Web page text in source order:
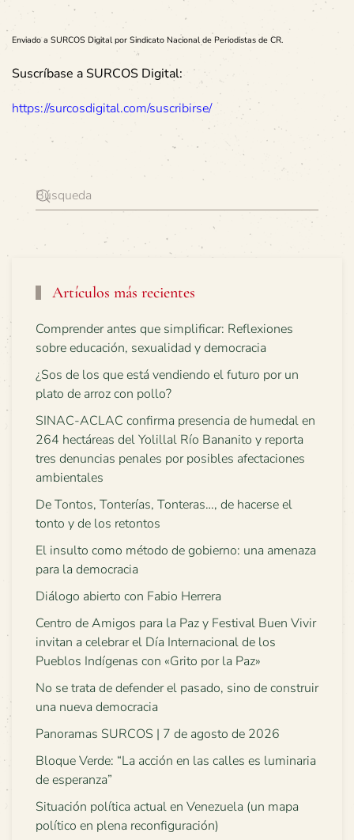
Enviado a SURCOS Digital por Sindicato Nacional de Periodistas de CR.
Suscríbase a SURCOS Digital:
https://surcosdigital.com/suscribirse/
Artículos más recientes
Comprender antes que simplificar: Reflexiones
sobre educación, sexualidad y democracia
¿Sos de los que está vendiendo el futuro por un
plato de arroz con pollo?
SINAC-ACLAC confirma presencia de humedal en
264 hectáreas del Yolillal Río Bananito y reporta
tres denuncias penales por posibles afectaciones
ambientales
De Tontos, Tonterías, Tonteras…, de hacerse el
tonto y de los retontos
El insulto como método de gobierno: una amenaza
para la democracia
Diálogo abierto con Fabio Herrera
Centro de Amigos para la Paz y Festival Buen Vivir
invitan a celebrar el Día Internacional de los
Pueblos Indígenas con «Grito por la Paz»
No se trata de defender el pasado, sino de construir
una nueva democracia
Panoramas SURCOS | 7 de agosto de 2026
Bloque Verde: “La acción en las calles es luminaria
de esperanza”
Situación política actual en Venezuela (un mapa
político en plena reconfiguración)